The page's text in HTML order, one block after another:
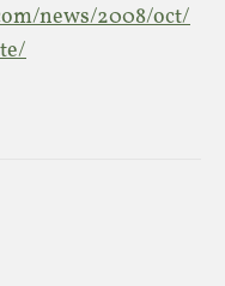
news/2008/oct/